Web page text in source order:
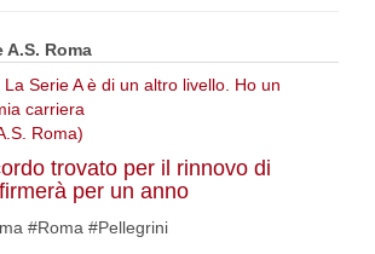
A.S. Roma
Roma)
trovato per il rinnovo di
per un anno
#Roma #Pellegrini